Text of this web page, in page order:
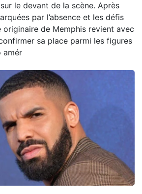
le devant de la scène. Après
par l’absence et les défis
originaire de Memphis revient avec
sa place parmi les figures
amér